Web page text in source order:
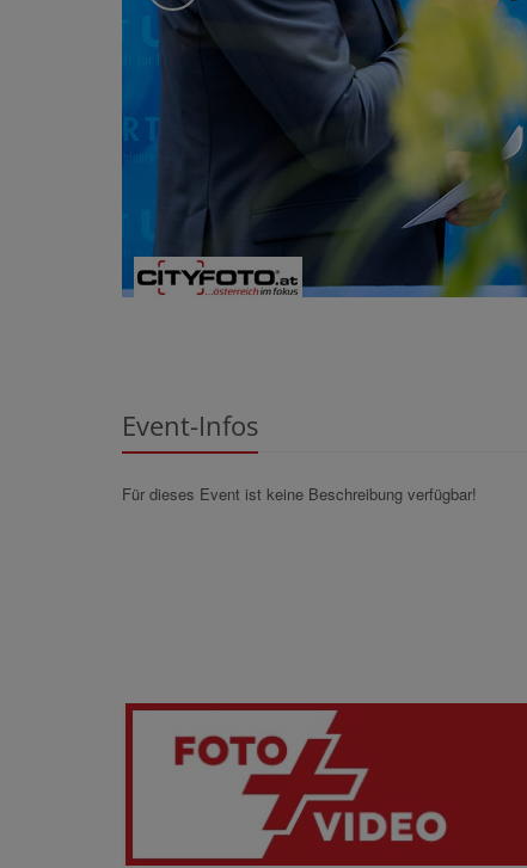
Event-Infos
Für dieses Event ist keine Beschreibung verfügbar!